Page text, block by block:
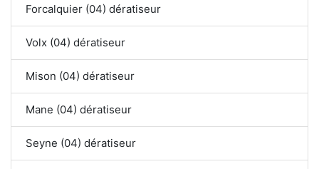
Forcalquier (04) dératiseur
Volx (04) dératiseur
Mison (04) dératiseur
Mane (04) dératiseur
Seyne (04) dératiseur